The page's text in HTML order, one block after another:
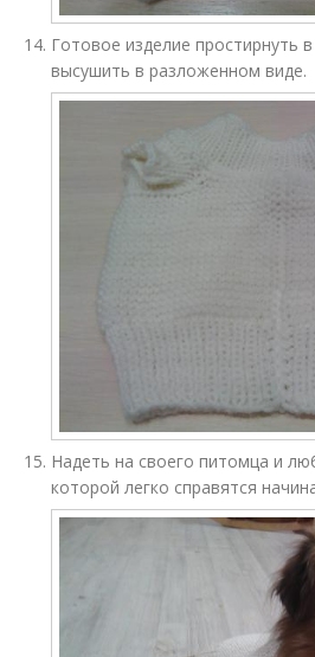
Готовое изделие простирнуть
высушить в разложенном виде.
Надеть на своего питомца и
которой легко справятся